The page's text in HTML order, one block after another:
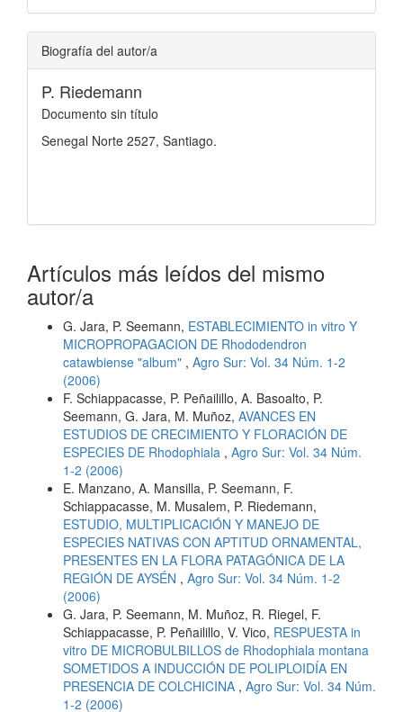
Biografía del autor/a
P. Riedemann
Documento sin título
Senegal Norte 2527, Santiago.
Artículos más leídos del mismo
autor/a
G. Jara, P. Seemann, ESTABLECIMIENTO in vitro Y
MICROPROPAGACION DE Rhododendron
catawbiense "album" , Agro Sur: Vol. 34 Núm. 1-2
(2006)
F. Schiappacasse, P. Peñailillo, A. Basoalto, P.
Seemann, G. Jara, M. Muñoz, AVANCES EN
ESTUDIOS DE CRECIMIENTO Y FLORACIÓN DE
ESPECIES DE Rhodophiala , Agro Sur: Vol. 34 Núm.
1-2 (2006)
E. Manzano, A. Mansilla, P. Seemann, F.
Schiappacasse, M. Musalem, P. Riedemann,
ESTUDIO, MULTIPLICACIÓN Y MANEJO DE
ESPECIES NATIVAS CON APTITUD ORNAMENTAL,
PRESENTES EN LA FLORA PATAGÓNICA DE LA
REGIÓN DE AYSÉN , Agro Sur: Vol. 34 Núm. 1-2
(2006)
G. Jara, P. Seemann, M. Muñoz, R. Riegel, F.
Schiappacasse, P. Peñailillo, V. Vico, RESPUESTA in
vitro DE MICROBULBILLOS de Rhodophiala montana
SOMETIDOS A INDUCCIÓN DE POLIPLOIDÍA EN
PRESENCIA DE COLCHICINA , Agro Sur: Vol. 34 Núm.
1-2 (2006)